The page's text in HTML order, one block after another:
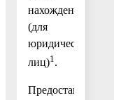
нахождения
(для
юридических
лиц)1 .
Предоставление